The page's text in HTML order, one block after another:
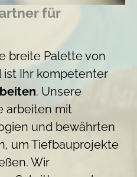
für
breite Palette von
Ihr kompetenter
. Unsere
arbeiten mit
und bewährten
um Tiefbauprojekte
Wir